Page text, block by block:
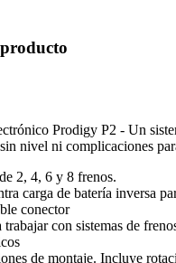
Prodigy P2 - Un
nivel ni complicaciones
2, 4, 6 y 8 frenos.
carga de batería inversa
conector
trabajar con sistemas de
de montaje. Incluye